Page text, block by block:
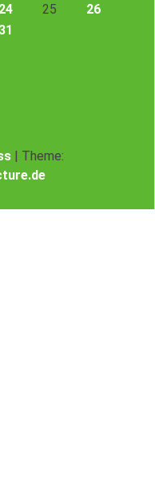
24 25
26
31
| Theme: